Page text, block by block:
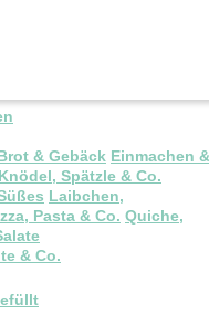
& Gebäck Einmachen &
Knödel, Spätzle & Co.
Laibchen,
Pasta & Co. Quiche,
& Co.